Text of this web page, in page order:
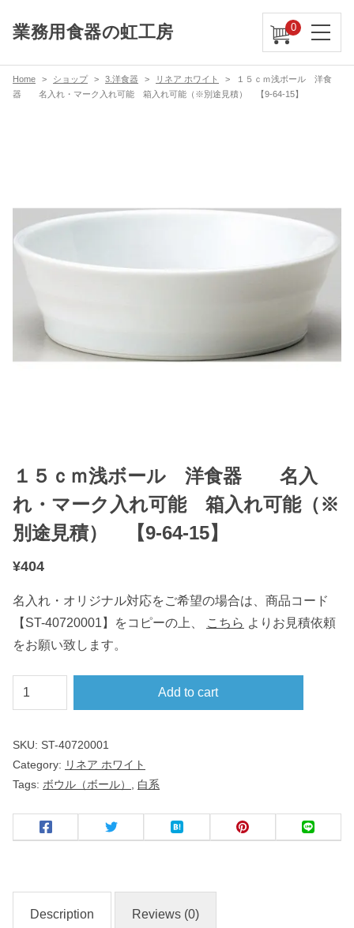
業務用食器の虹工房 0
Home ショップ 3.洋食器 リネア ホワイト
１５ｃｍ浅ボール 洋食
器 名入れ・マーク入れ可能 箱入れ可能（※別途見積） 【9-64-15】
１５ｃｍ浅ボール 洋食器 名入
れ・マーク入れ可能 箱入れ可能（※
別途見積） 【9-64-15】
¥404
名入れ・オリジナル対応をご希望の場合は、商品コード
【ST-40720001】をコピーの上、
こちら よりお見積依頼
をお願い致します。
１
５
ｍ
ー
ル
Add to cart
SKU: ST-40720001
Category: リネア ホワイト
Tags: ボウル（ボール） 白系
Description Reviews (0)